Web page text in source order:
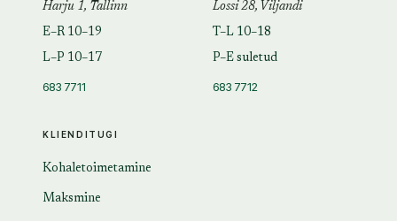
KLIENDITUGI
Kohaletoimetamine
Maksmine
Harju 1, Tallinn
E–R 10–19
L–P 10–17
683 7711
Lossi 28, Viljandi
T–L 10–18
P–E suletud
683 7712